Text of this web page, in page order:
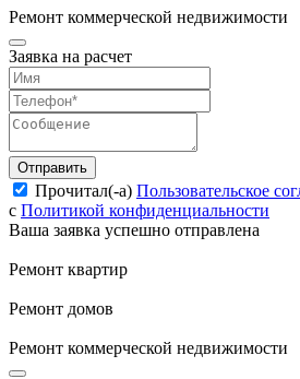
Ремонт коммерческой недвижимости
Заявка на расчет
Отправить
Прочитал(-а) Пользовательское
с Политикой конфиденциальности
Ваша заявка успешно отправлена
Ремонт квартир
Ремонт домов
Ремонт коммерческой недвижимости